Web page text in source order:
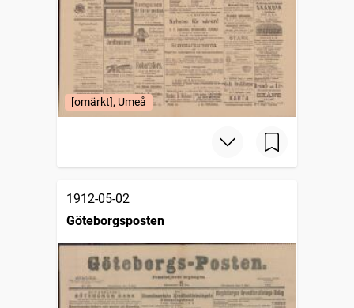
[omärkt], Umeå
1912-05-02
Göteborgsposten